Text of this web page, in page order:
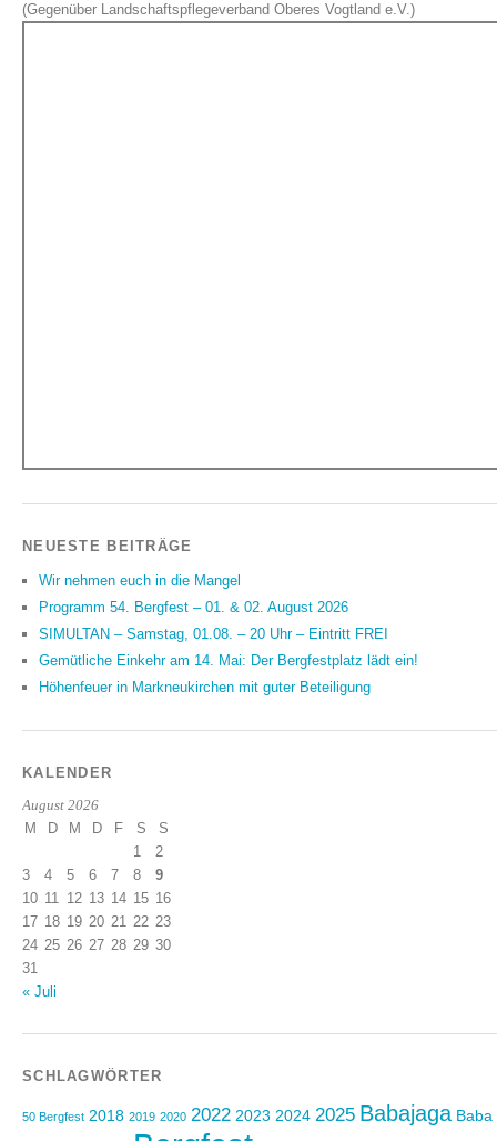
(Gegenüber Landschaftspflegeverband Oberes Vogtland e.V.)
NEUESTE BEITRÄGE
Wir nehmen euch in die Mangel
Programm 54. Bergfest – 01. & 02. August 2026
SIMULTAN – Samstag, 01.08. – 20 Uhr – Eintritt FREI
Gemütliche Einkehr am 14. Mai: Der Bergfestplatz lädt ein!
Höhenfeuer in Markneukirchen mit guter Beteiligung
KALENDER
August 2026
M D M D F S
S
1
2
3
4 5 6 7 8
9
10 11 12 13 14 15 16
17 18 19 20 21 22 23
24 25 26 27 28 29 30
31
« Juli
SCHLAGWÖRTER
50 Bergfest 2018 2019 2020 2022 2023 2024 2025 Babajaga Baba